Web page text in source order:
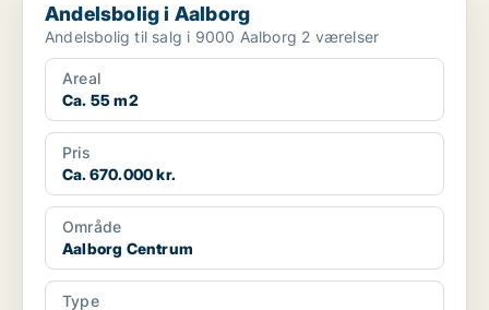
Andelsbolig i Aalborg
Andelsbolig til salg i 9000 Aalborg 2 værelser
Areal
Ca. 55 m2
Pris
Ca. 670.000 kr.
Område
Aalborg Centrum
Type